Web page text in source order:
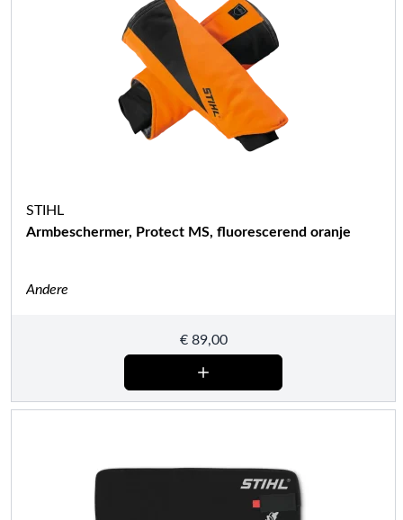
STIHL
Armbeschermer, Protect MS, fluorescerend oranje
Andere
€89,00